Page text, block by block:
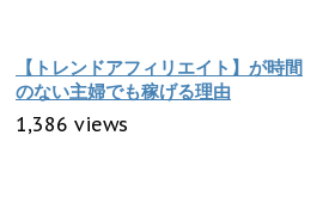
【トレンドアフィリエイト】が時間
のない主婦でも稼げる理由
1,386 views